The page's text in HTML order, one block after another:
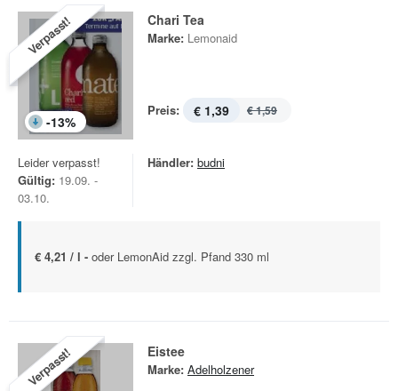
Verpasst!
-13%
Chari Tea
Marke: Lemonaid
Preis: € 1,39 € 1,59
Leider verpasst!
Gültig: 19.09. -
03.10.
Händler: budni
€ 4,21 / l - oder LemonAid zzgl. Pfand 330 ml
Verpasst! Eistee
Marke: Adelholzener